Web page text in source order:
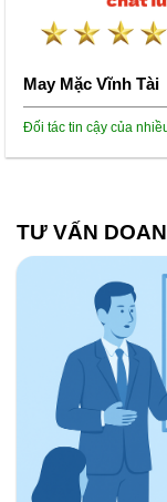
Bao Bì Trường
Sự thịnh vượng của
TƯ VẤN